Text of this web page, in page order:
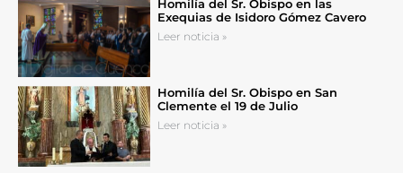
Homilía del Sr. Obispo en las
Exequias de Isidoro Gómez Cavero
Leer noticia »
Homilía del Sr. Obispo en San
Clemente el 19 de Julio
Leer noticia »